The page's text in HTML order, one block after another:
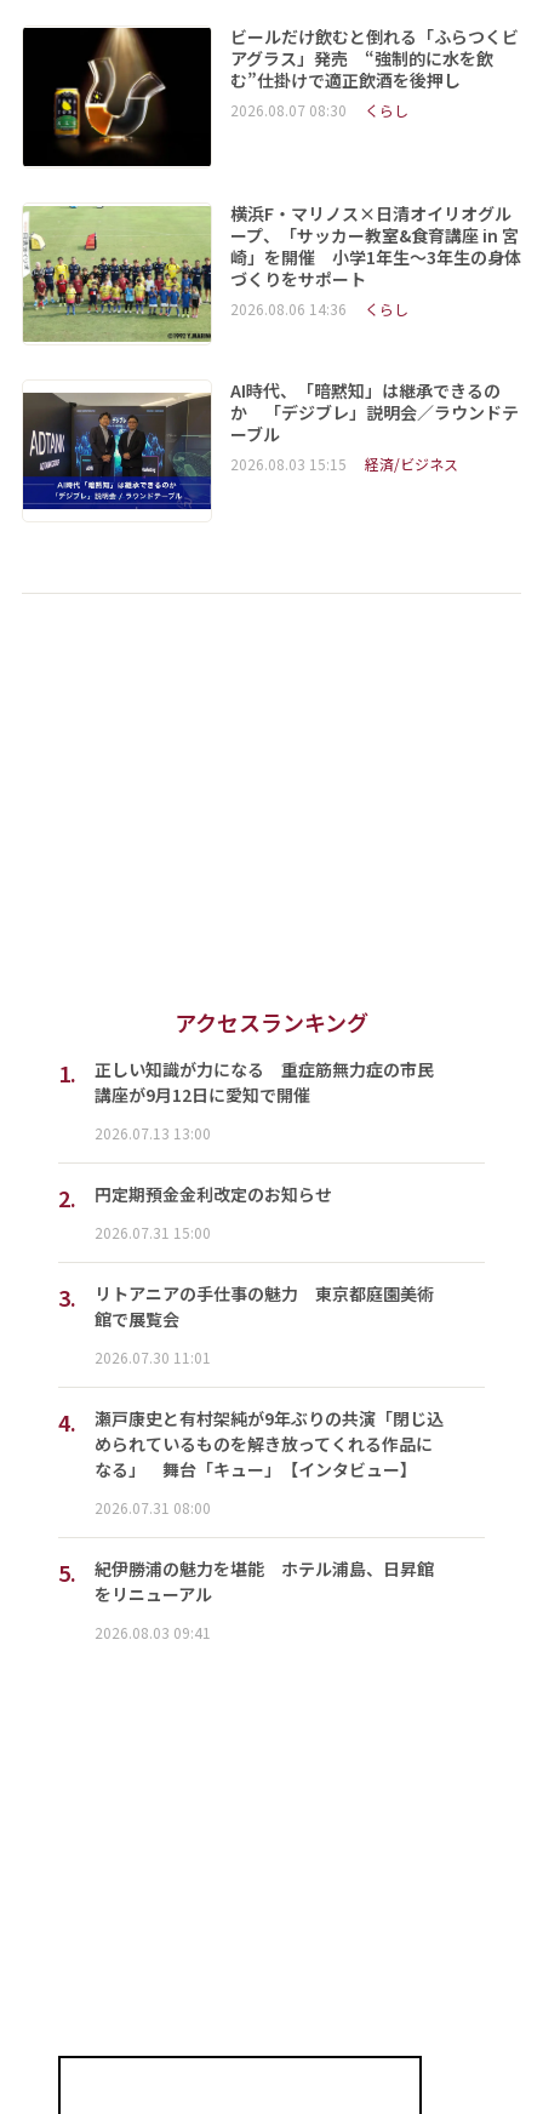
ビールだけ飲むと倒れる「ふらつくビ
アグラス」発売 “強制的に水を飲
む”仕掛けで適正飲酒を後押し
2026.08.07 08:30 くらし
横浜F・マリノス×日清オイリオグル
ープ、「サッカー教室&食育講座 in 宮
崎」を開催 小学1年生～3年生の身体
づくりをサポート
2026.08.06 14:36 くらし
AI時代、「暗黙知」は継承できるの
か 「デジブレ」説明会／ラウンドテ
ーブル
2026.08.03 15:15 経済/ビジネス
アクセスランキング
1.
正しい知識が力になる 重症筋無力症の市民
講座が9月12日に愛知で開催
2026.07.13 13:00
2. 円定期預金金利改定のお知らせ
2026.07.31 15:00
3.
リトアニアの手仕事の魅力 東京都庭園美術
館で展覧会
2026.07.30 11:01
4.
瀬戸康史と有村架純が9年ぶりの共演「閉じ込
められているものを解き放ってくれる作品に
なる」 舞台「キュー」【インタビュー】
2026.07.31 08:00
5.
紀伊勝浦の魅力を堪能 ホテル浦島、日昇館
をリニューアル
2026.08.03 09:41